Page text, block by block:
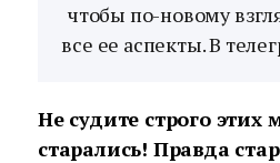
чтобы по-новому
все ее аспекты. В
Не судите строго
старались! Правда